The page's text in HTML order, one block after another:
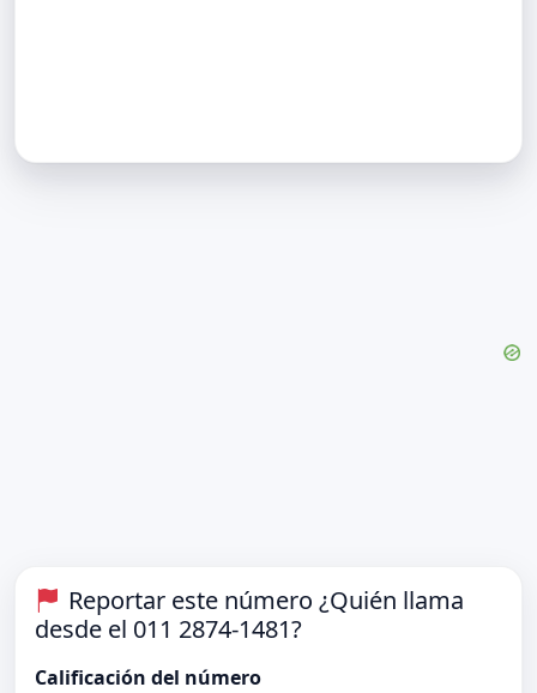
Reportar este número ¿Quién llama
desde el 011 2874-1481?
Calificación del número